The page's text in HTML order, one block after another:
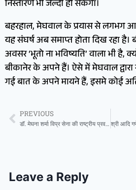
निस्तारण भी जल्दी हो सकेगा।
बहरहाल, मेघवाल के प्रयास से लगभग
यह संघर्ष अब समाप्त होता दिख रहा
अवसर ‘भूतो ना भविष्यति’ वाला भी है,
बीकानेर के अपने हैं। ऐसे में मेघवाल
गई बात के अपने मायने हैं, इसमे कोई
PREVIOUS
डॉ. मेघना शर्मा विप्र सेना की राष्ट्रीय प्रवक्ता मनोनीत
Leave a Reply